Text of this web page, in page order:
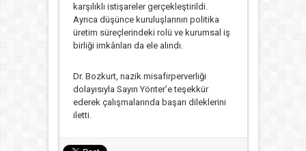
karşılıklı istişareler gerçekleştirildi.
Ayrıca düşünce kuruluşlarının politika
üretim süreçlerindeki rolü ve kurumsal iş
birliği imkânları da ele alındı.
Dr. Bozkurt, nazik misafirperverliği
dolayısıyla Sayın Yönter’e teşekkür
ederek çalışmalarında başarı dileklerini
iletti.